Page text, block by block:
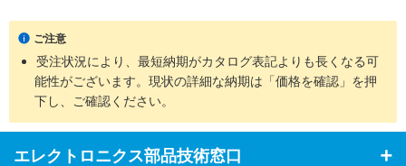
ご注意
受注状況により、最短納期がカタログ表記よりも長くなる可
能性がございます。現状の詳細な納期は「価格を確認」を押
下し、ご確認ください。
エレクトロニクス部品技術窓口